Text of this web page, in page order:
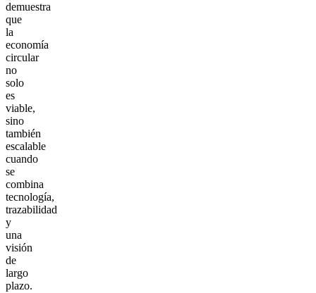
demuestra
que
la
economía
circular
no
solo
es
viable,
sino
también
escalable
cuando
se
combina
tecnología,
trazabilidad
y
una
visión
de
largo
plazo.